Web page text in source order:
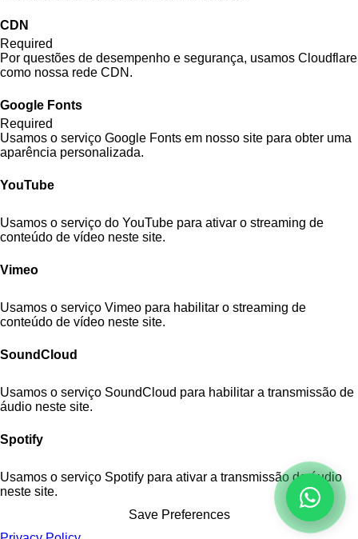
CDN
Required
Por questões de desempenho e segurança, usamos Cloudflare
como nossa rede CDN.
Google Fonts
Required
Usamos o serviço Google Fonts em nosso site para obter uma
aparência personalizada.
YouTube
Usamos o serviço do YouTube para ativar o streaming de
conteúdo de vídeo neste site.
Vimeo
Usamos o serviço Vimeo para habilitar o streaming de
conteúdo de vídeo neste site.
SoundCloud
Usamos o serviço SoundCloud para habilitar a transmissão de
áudio neste site.
Spotify
Usamos o serviço Spotify para ativar a transmissão de áudio
neste site.